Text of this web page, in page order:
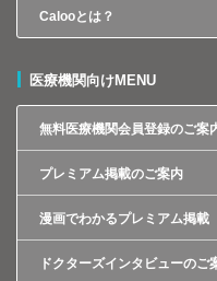
Calooとは？
医療機関向けMENU
無料医療機関会員登録のご案
プレミアム掲載のご案内
漫画でわかるプレミアム掲載
ドクターズインタビューのご